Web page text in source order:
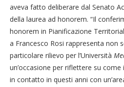
aveva fatto deliberare dal Senato
della laurea ad honorem. “Il
honorem in Pianificazione
a Francesco Rosi rappresenta non
particolare rilievo per l’Università
un’occasione per riflettere su come
in contatto in questi anni con